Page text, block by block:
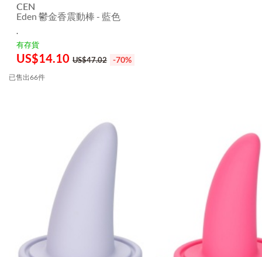
CEN
Eden 鬱金香震動棒 - 藍色
.
有存貨
US$14.10 US$47.02 -70%
已售出66件